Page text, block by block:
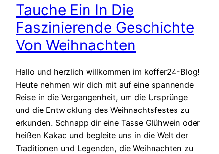
Tauche Ein In Die
Faszinierende Geschichte
Von Weihnachten
Hallo und herzlich willkommen im koffer24-Blog!
Heute nehmen wir dich mit auf eine spannende
Reise in die Vergangenheit, um die Ursprünge
und die Entwicklung des Weihnachtsfestes zu
erkunden. Schnapp dir eine Tasse Glühwein oder
heißen Kakao und begleite uns in die Welt der
Traditionen und Legenden, die Weihnachten zu